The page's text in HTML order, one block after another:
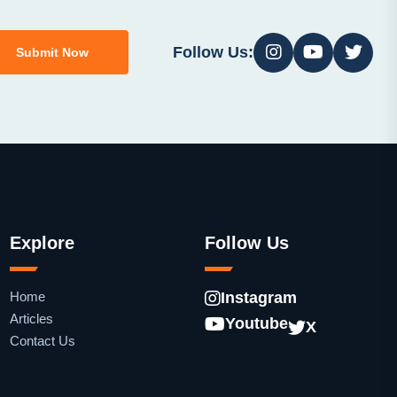
Submit Now Follow Us:
Explore
Home
Articles
Contact Us
Follow Us
Instagram
Youtube
X